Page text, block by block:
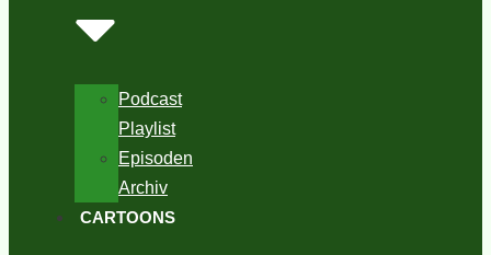
Podcast
Playlist
Episoden
Archiv
CARTOONS